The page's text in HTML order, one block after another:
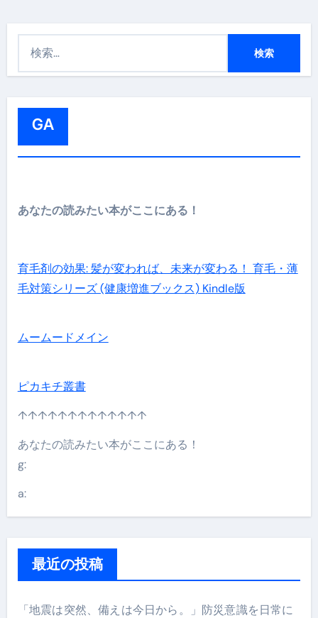
GA
あなたの読みたい本がここにある！
育毛剤の効果: 髪が変われば、未来が変わる！ 育毛・薄
毛対策シリーズ (健康増進ブックス) Kindle版
ムームードメイン
ピカキチ叢書
↑↑↑↑↑↑↑↑↑↑↑↑↑
あなたの読みたい本がここにある！
g:
a:
最近の投稿
「地震は突然、備えは今日から。」防災意識を日常に